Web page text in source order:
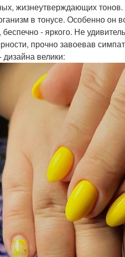
жизнеутверждающих
в тонусе. Особенно он
беспечно - яркого. Не
прочно завоевав
велики: